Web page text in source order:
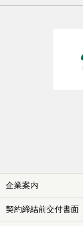
フ
ス
企業案内
契約締結前交付書面